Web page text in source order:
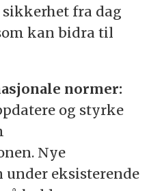
fra dag
kan bidra til
normer:
og styrke
Nye
eksisterende